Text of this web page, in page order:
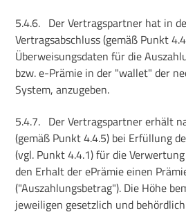
5.4.6. Der Vertragspartner hat in
Vertragsabschluss (gemäß Punkt
Überweisungsdaten für die
bzw. e-Prämie in der "wallet" der
System, anzugeben.
5.4.7. Der Vertragspartner erhält
(gemäß Punkt 4.4.5) bei Erfüllung
(vgl. Punkt 4.4.1) für die
den Erhalt der ePrämie einen
("Auszahlungsbetrag"). Die Höhe
jeweiligen gesetzlich und